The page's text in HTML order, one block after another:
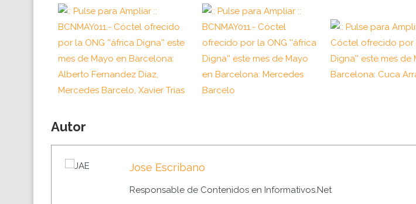
Autor
Jose Escribano
Responsable de Contenidos en Informativos.Net